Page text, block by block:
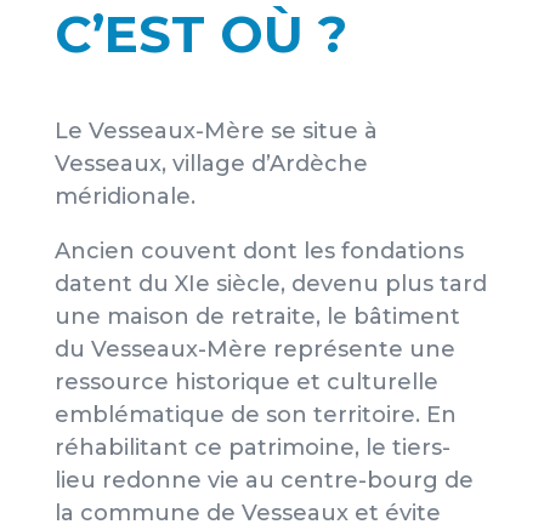
C’EST OÙ ?
Le Vesseaux-Mère se situe à
Vesseaux, village d’Ardèche
méridionale.
Ancien couvent dont les fondations
datent du XIe siècle, devenu plus tard
une maison de retraite, le bâtiment
du Vesseaux-Mère représente une
ressource historique et culturelle
emblématique de son territoire. En
réhabilitant ce patrimoine, le tiers-
lieu redonne vie au centre-bourg de
la commune de Vesseaux et évite